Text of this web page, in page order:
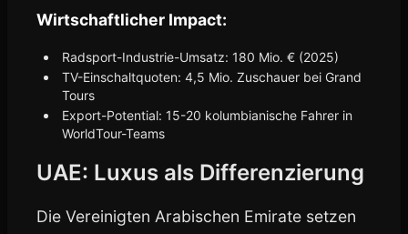
Wirtschaftlicher Impact:
Radsport-Industrie-Umsatz: 180 Mio. € (2025)
TV-Einschaltquoten: 4,5 Mio. Zuschauer bei Grand
Tours
Export-Potential: 15-20 kolumbianische Fahrer in
WorldTour-Teams
UAE: Luxus als Differenzierung
Die Vereinigten Arabischen Emirate setzen